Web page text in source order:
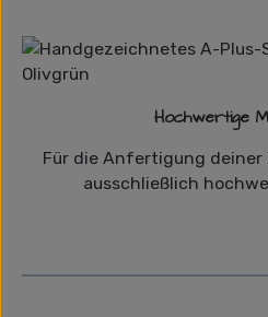
Hochwertige
Für die Anfertigung
ausschließlich